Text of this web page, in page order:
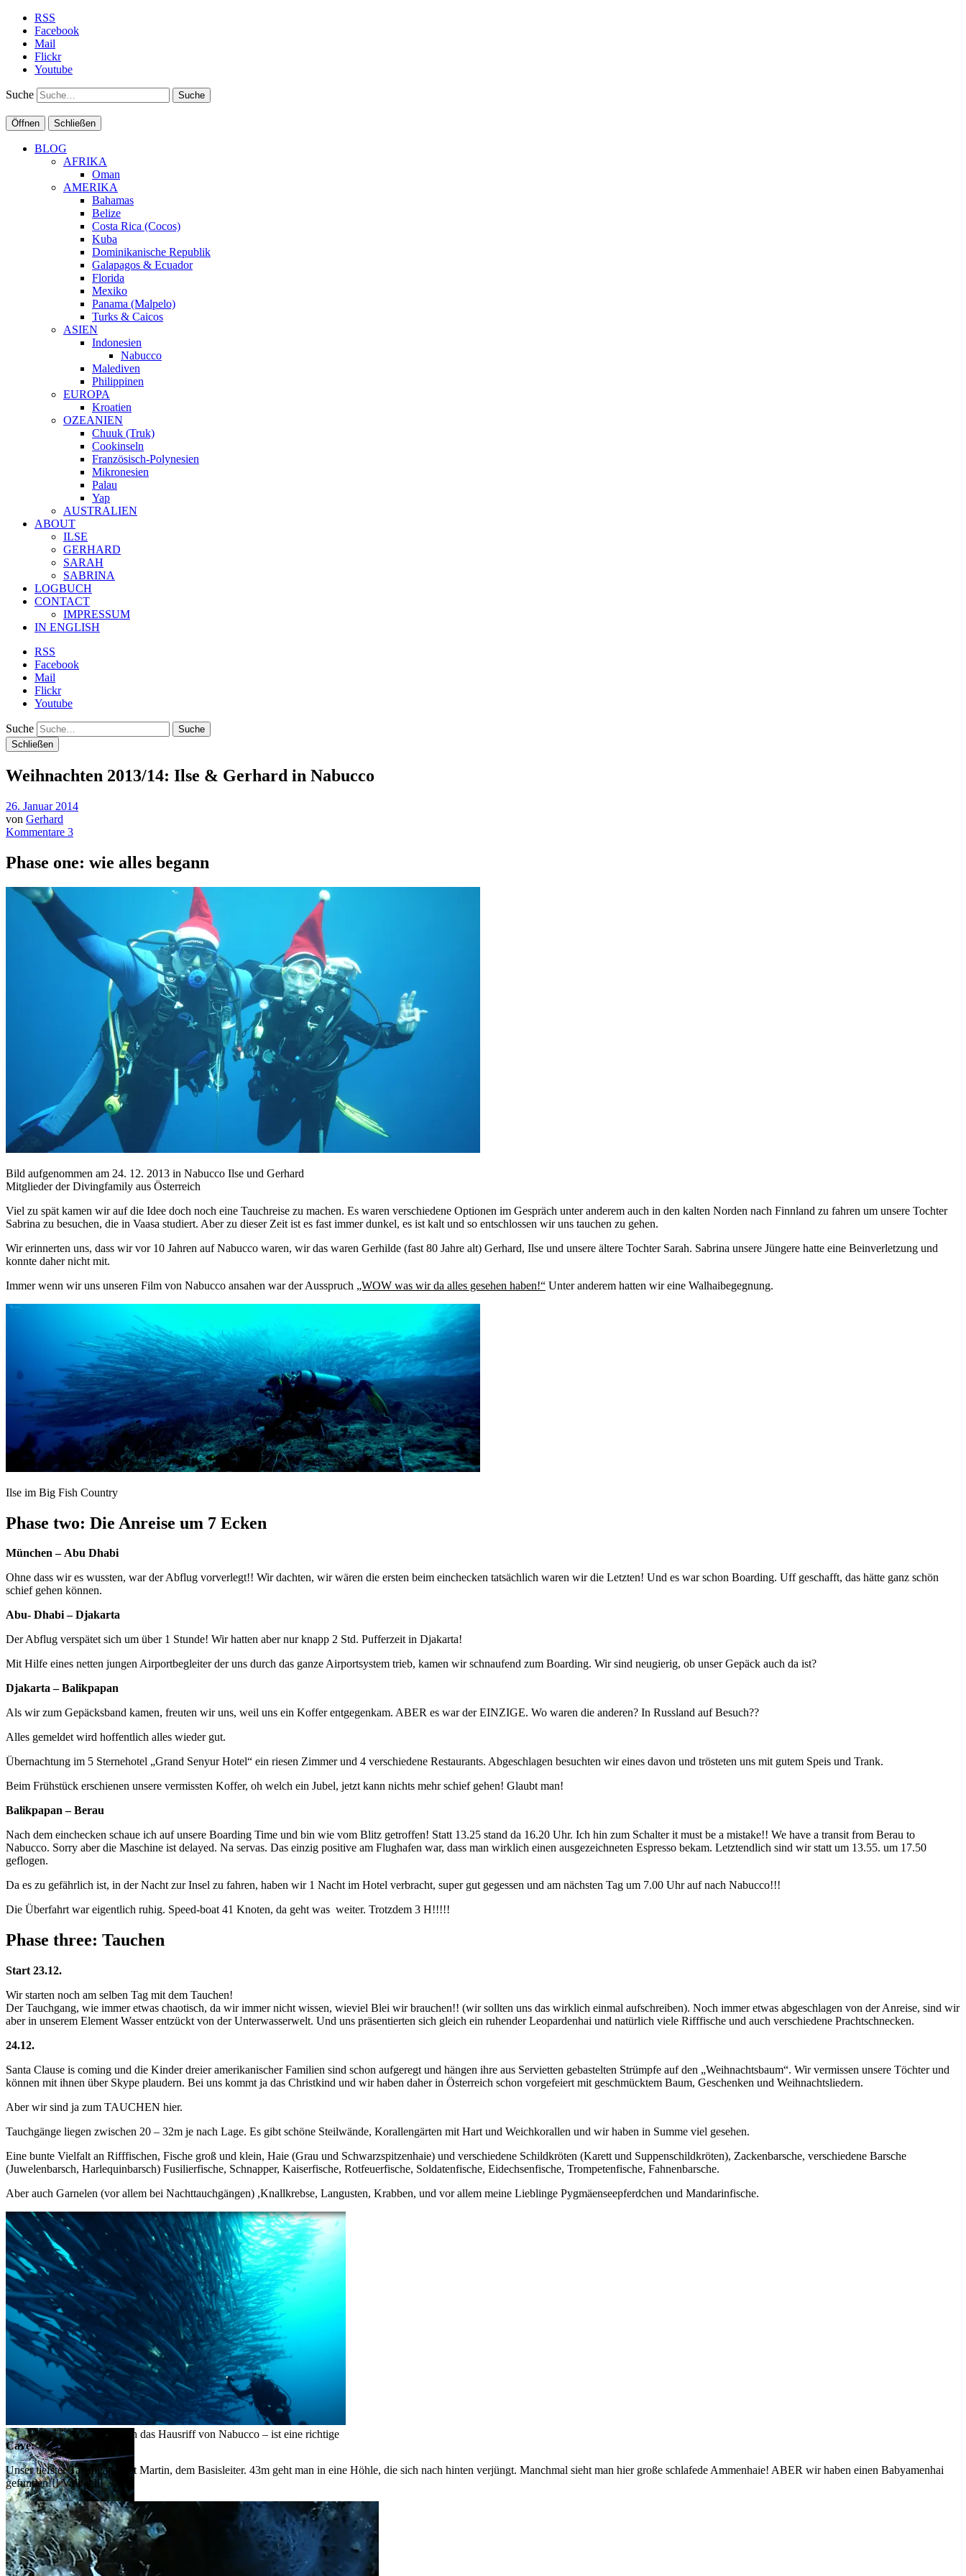
RSS
Facebook
Mail
Flickr
Youtube
Suche
Öffnen Schließen
BLOG
AFRIKA
Oman
AMERIKA
Bahamas
Belize
Costa Rica (Cocos)
Kuba
Dominikanische Republik
Galapagos & Ecuador
Florida
Mexiko
Panama (Malpelo)
Turks & Caicos
ASIEN
Indonesien
Nabucco
Malediven
Philippinen
EUROPA
Kroatien
OZEANIEN
Chuuk (Truk)
Cookinseln
Französisch-Polynesien
Mikronesien
Palau
Yap
AUSTRALIEN
ABOUT
ILSE
GERHARD
SARAH
SABRINA
LOGBUCH
CONTACT
IMPRESSUM
IN ENGLISH
RSS
Facebook
Mail
Flickr
Youtube
Suche
Schließen
Weihnachten 2013/14: Ilse & Gerhard in Nabucco
26. Januar 2014
von Gerhard
Kommentare 3
Phase one: wie alles begann
Bild aufgenommen am 24. 12. 2013 in Nabucco Ilse und Gerhard
Mitglieder der Divingfamily aus Österreich
Viel zu spät kamen wir auf die Idee doch noch eine Tauchreise zu machen. Es waren verschiedene Optionen im Gespräch unter anderem auch in den kalten Norden nach Finnland zu fahren um unsere Tochter
Sabrina zu besuchen, die in Vaasa studiert. Aber zu dieser Zeit ist es fast immer dunkel, es ist kalt und so entschlossen wir uns tauchen zu gehen.
Wir erinnerten uns, dass wir vor 10 Jahren auf Nabucco waren, wir das waren Gerhilde (fast 80 Jahre alt) Gerhard, Ilse und unsere ältere Tochter Sarah. Sabrina unsere Jüngere hatte eine Beinverletzung und
konnte daher nicht mit.
Immer wenn wir uns unseren Film von Nabucco ansahen war der Ausspruch „WOW was wir da alles gesehen haben!“ Unter anderem hatten wir eine Walhaibegegnung.
Ilse im Big Fish Country
Phase two: Die Anreise um 7 Ecken
München – Abu Dhabi
Ohne dass wir es wussten, war der Abflug vorverlegt!! Wir dachten, wir wären die ersten beim einchecken tatsächlich waren wir die Letzten! Und es war schon Boarding. Uff geschafft, das hätte ganz schön
schief gehen können.
Abu- Dhabi – Djakarta
Der Abflug verspätet sich um über 1 Stunde! Wir hatten aber nur knapp 2 Std. Pufferzeit in Djakarta!
Mit Hilfe eines netten jungen Airportbegleiter der uns durch das ganze Airportsystem trieb, kamen wir schnaufend zum Boarding. Wir sind neugierig, ob unser Gepäck auch da ist?
Djakarta – Balikpapan
Als wir zum Gepäcksband kamen, freuten wir uns, weil uns ein Koffer entgegenkam. ABER es war der EINZIGE. Wo waren die anderen? In Russland auf Besuch??
Alles gemeldet wird hoffentlich alles wieder gut.
Übernachtung im 5 Sternehotel „Grand Senyur Hotel“ ein riesen Zimmer und 4 verschiedene Restaurants. Abgeschlagen besuchten wir eines davon und trösteten uns mit gutem Speis und Trank.
Beim Frühstück erschienen unsere vermissten Koffer, oh welch ein Jubel, jetzt kann nichts mehr schief gehen! Glaubt man!
Balikpapan – Berau
Nach dem einchecken schaue ich auf unsere Boarding Time und bin wie vom Blitz getroffen! Statt 13.25 stand da 16.20 Uhr. Ich hin zum Schalter it must be a mistake!! We have a transit from Berau to
Nabucco. Sorry aber die Maschine ist delayed. Na servas. Das einzig positive am Flughafen war, dass man wirklich einen ausgezeichneten Espresso bekam. Letztendlich sind wir statt um 13.55. um 17.50
geflogen.
Da es zu gefährlich ist, in der Nacht zur Insel zu fahren, haben wir 1 Nacht im Hotel verbracht, super gut gegessen und am nächsten Tag um 7.00 Uhr auf nach Nabucco!!!
Die Überfahrt war eigentlich ruhig. Speed-boat 41 Knoten, da geht was weiter. Trotzdem 3 H!!!!!
Phase three: Tauchen
Start 23.12.
Wir starten noch am selben Tag mit dem Tauchen!
Der Tauchgang, wie immer etwas chaotisch, da wir immer nicht wissen, wieviel Blei wir brauchen!! (wir sollten uns das wirklich einmal aufschreiben). Noch immer etwas abgeschlagen von der Anreise, sind wir
aber in unserem Element Wasser entzückt von der Unterwasserwelt. Und uns präsentierten sich gleich ein ruhender Leopardenhai und natürlich viele Rifffische und auch verschiedene Prachtschnecken.
24.12.
Santa Clause is coming und die Kinder dreier amerikanischer Familien sind schon aufgeregt und hängen ihre aus Servietten gebastelten Strümpfe auf den „Weihnachtsbaum“. Wir vermissen unsere Töchter und
können mit ihnen über Skype plaudern. Bei uns kommt ja das Christkind und wir haben daher in Österreich schon vorgefeiert mit geschmücktem Baum, Geschenken und Weihnachtsliedern.
Aber wir sind ja zum TAUCHEN hier.
Tauchgänge liegen zwischen 20 – 32m je nach Lage. Es gibt schöne Steilwände, Korallengärten mit Hart und Weichkorallen und wir haben in Summe viel gesehen.
Eine bunte Vielfalt an Rifffischen, Fische groß und klein, Haie (Grau und Schwarzspitzenhaie) und verschiedene Schildkröten (Karett und Suppenschildkröten), Zackenbarsche, verschiedene Barsche
(Juwelenbarsch, Harlequinbarsch) Fusilierfische, Schnapper, Kaiserfische, Rotfeuerfische, Soldatenfische, Eidechsenfische, Trompetenfische, Fahnenbarsche.
Aber auch Garnelen (vor allem bei Nachttauchgängen) ,Knallkrebse, Langusten, Krabben, und vor allem meine Lieblinge Pygmäenseepferdchen und Mandarinfische.
Big Fish Country – praktisch das Hausriff von Nabucco – ist eine richtige
„Fischsuppe“
Cave:
Unser tiefster Tauchgang mit Martin, dem Basisleiter. 43m geht man in eine Höhle, die sich nach hinten verjüngt. Manchmal sieht man hier große schlafede Ammenhaie! ABER wir haben einen Babyamenhai
gefunden!!! Voll geil!